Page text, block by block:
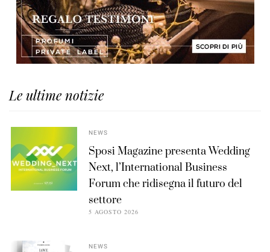
Le ultime notizie
NEWS
Sposi Magazine presenta Wedding
Next, l’International Business
Forum che ridisegna il futuro del
settore
5 AGOSTO 2026
NEWS